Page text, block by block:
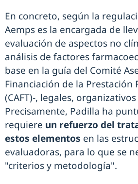
En concreto, según la
Aemps es la encargada de
evaluación de aspectos no
análisis de factores
base en la guía del Comité
Financiación de la Prestación
(CAFT)-, legales,
Precisamente, Padilla ha
requiere un refuerzo del
estos elementos en las
evaluadoras, para lo que se
"criterios y metodología".